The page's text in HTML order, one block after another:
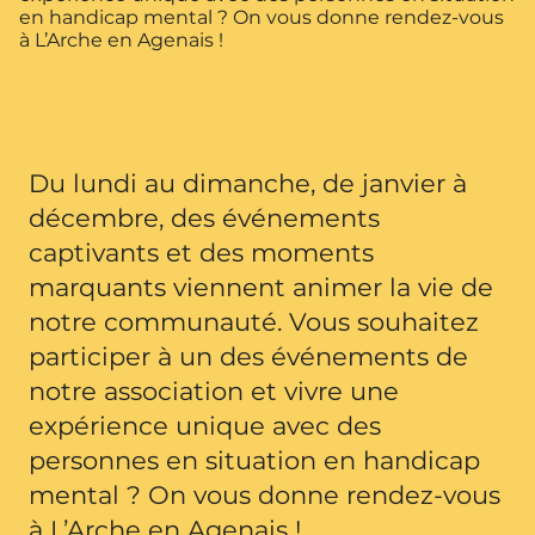
en handicap mental ? On vous donne rendez-vous
à L’Arche en Agenais !
Du lundi au dimanche, de janvier à
décembre, des événements
captivants et des moments
marquants viennent animer la vie de
notre communauté. Vous souhaitez
participer à un des événements de
notre association et vivre une
expérience unique avec des
personnes en situation en handicap
mental ? On vous donne rendez-vous